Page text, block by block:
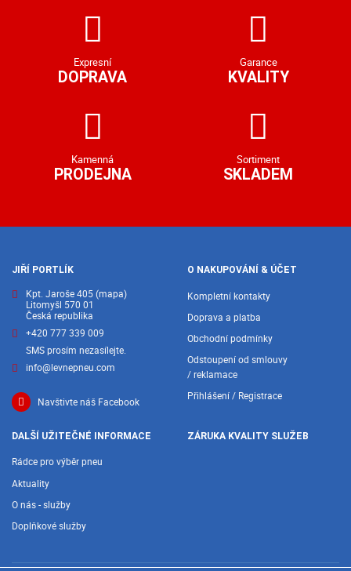
Expresní
DOPRAVA
Garance
KVALITY
Kamenná
PRODEJNA
Sortiment
SKLADEM
JIŘÍ PORTLÍK
Kpt. Jaroše 405(mapa)
Litomyšl 570 01
Česká republika
+420 777 339 009
SMS prosím nezasílejte.
info@levnepneu.com
Navštivte náš Facebook
O NAKUPOVÁNÍ & ÚČET
Kompletní kontakty
Doprava a platba
Obchodní podmínky
Odstoupení od smlouvy
/ reklamace
Přihlášení / Registrace
DALŠÍ UŽITEČNÉ INFORMACE
Rádce pro výběr pneu
Aktuality
O nás - služby
Doplňkové služby
ZÁRUKA KVALITY SLUŽEB